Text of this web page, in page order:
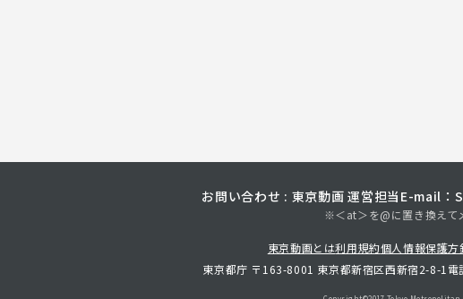
お問い合わせ : 東京動画 運営担当 E-mail：
※＜at＞を@に置き換えて
東京動画とは利用規約個人情報保護方
東京都庁 〒163-8001 東京都新宿区西新宿2-8-1 電